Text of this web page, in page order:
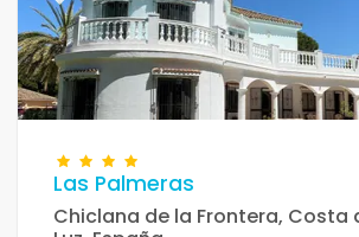
Las Palmeras
Chiclana de la Frontera, Costa